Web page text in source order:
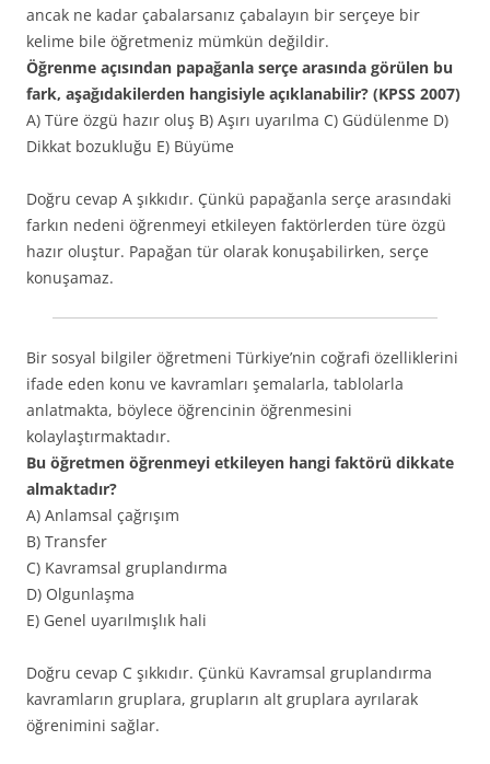
ancak ne kadar çabalarsanız çabalayın bir serçeye bir
kelime bile öğretmeniz mümkün değildir.
Öğrenme açısından papağanla serçe arasında görülen bu
fark, aşağıdakilerden hangisiyle açıklanabilir? (KPSS 2007)
A) Türe özgü hazır oluş B) Aşırı uyarılma C) Güdülenme D)
Dikkat bozukluğu E) Büyüme
Doğru cevap A şıkkıdır. Çünkü papağanla serçe arasındaki
farkın nedeni öğrenmeyi etkileyen faktörlerden türe özgü
hazır oluştur. Papağan tür olarak konuşabilirken, serçe
konuşamaz.
Bir sosyal bilgiler öğretmeni Türkiye’nin coğrafi özelliklerini
ifade eden konu ve kavramları şemalarla, tablolarla
anlatmakta, böylece öğrencinin öğrenmesini
kolaylaştırmaktadır.
Bu öğretmen öğrenmeyi etkileyen hangi faktörü dikkate
almaktadır?
A) Anlamsal çağrışım
B) Transfer
C) Kavramsal gruplandırma
D) Olgunlaşma
E) Genel uyarılmışlık hali
Doğru cevap C şıkkıdır. Çünkü Kavramsal gruplandırma
kavramların gruplara, grupların alt gruplara ayrılarak
öğrenimini sağlar.